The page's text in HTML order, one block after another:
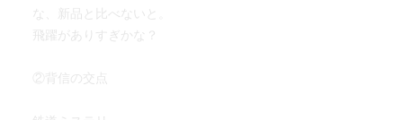
な、新品と比べないと。
飛躍がありすぎかな？
②背信の交点